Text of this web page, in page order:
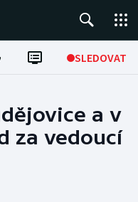
SLEDOVAT
a v
za vedoucí